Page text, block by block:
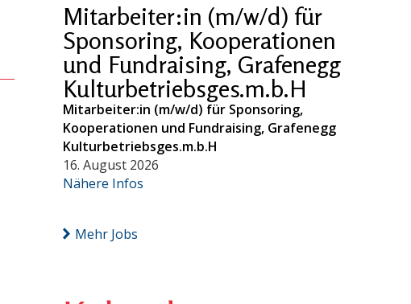
Mitarbeiter:in (m/w/d) für
Sponsoring, Kooperationen
und Fundraising, Grafenegg
Kulturbetriebsges.m.b.H
Mitarbeiter:in (m/w/d) für Sponsoring,
Kooperationen und Fundraising, Grafenegg
Kulturbetriebsges.m.b.H
16. August 2026
Nähere Infos
Mehr Jobs